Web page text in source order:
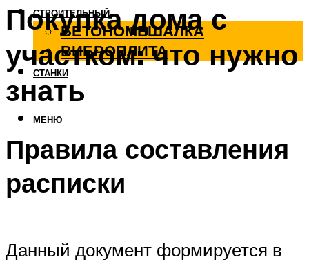
СТРОИТЕЛЬНЫЙ
БЕТОНОМЕШАЛКА
ВИБРОПЛИТА
СТАНКИ
МЕНЮ
Покупка дома с
участком: что нужно
знать
Правила составления
расписки
Данный документ формируется в